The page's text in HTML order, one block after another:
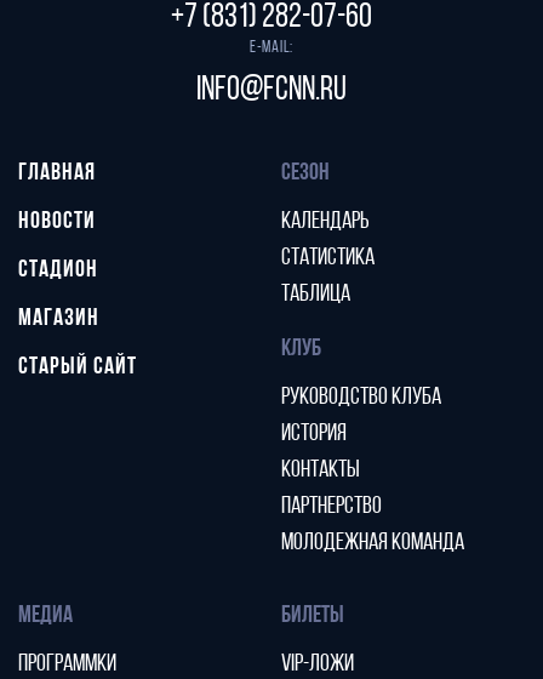
+7 (831) 282-07-60
E-mail:
info@fcnn.ru
ГЛАВНАЯ
НОВОСТИ
СТАДИОН
МАГАЗИН
СТАРЫЙ САЙТ
СЕЗОН
КАЛЕНДАРЬ
СТАТИСТИКА
ТАБЛИЦА
КЛУБ
РУКОВОДСТВО КЛУБА
ИСТОРИЯ
КОНТАКТЫ
ПАРТНЕРСТВО
МОЛОДЕЖНАЯ КОМАНДА
МЕДИА
ПРОГРАММКИ
БИЛЕТЫ
VIP-ЛОЖИ